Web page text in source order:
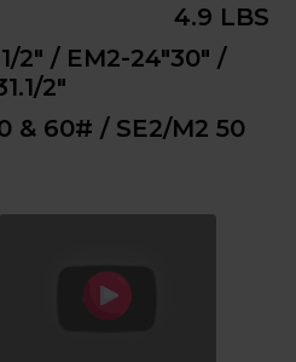
4.9 LBS
2" / EM2-24"30" /
2"
& 60# / SE2/M2 50